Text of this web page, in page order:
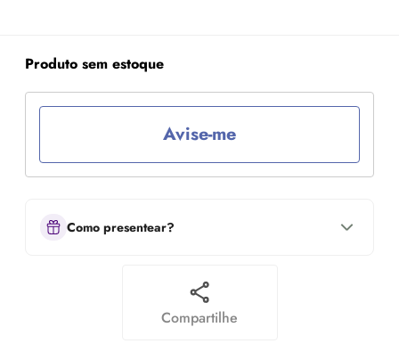
Produto sem estoque
Avise-me
Como presentear?
Compartilhe